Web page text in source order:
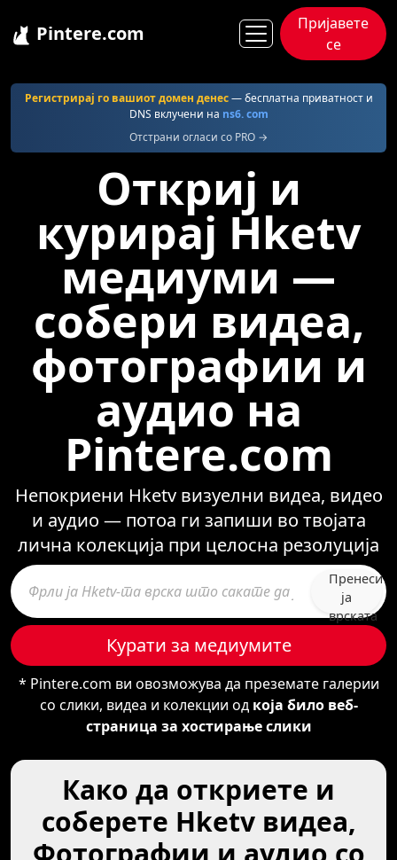
Pintere.com
Пријавете
се
Регистрирај го вашиот домен денес— бесплатна приватност и
DNS вклучени на ns6. com
Отстрани огласи со PRO →
Откриј и
курирај Hketv
медиуми —
собери видеа,
фотографии и
аудио на
Pintere.com
Непокриени Hketv визуелни видеа, видео
и аудио — потоа ги запиши во твојата
лична колекција при целосна резолуција
Пренеси
ја
врската
Курати за медиумите
* Pintere.com ви овозможува да преземате галерии
со слики, видеа и колекции од која било веб-
страница за хостирање слики
Како да откриете и
соберете Hketv видеа,